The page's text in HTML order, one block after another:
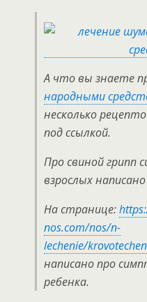
А что вы знаете
народными
несколько
под ссылкой.
Про свиной грипп
взрослых написано
На странице:
nos.com/nos/n-
lechenie/
написано про
ребенка.